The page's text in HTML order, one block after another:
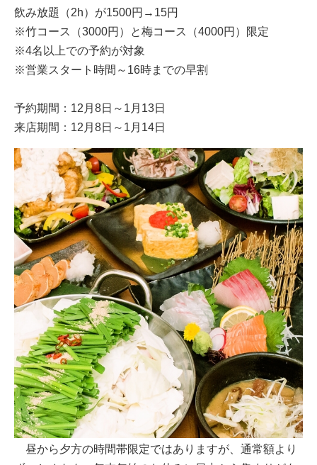
飲み放題（2h）が1500円→15円
※竹コース（3000円）と梅コース（4000円）限定
※4名以上での予約が対象
※営業スタート時間～16時までの早割
予約期間：12月8日～1月13日
来店期間：12月8日～1月14日
昼から夕方の時間帯限定ではありますが、通常額より